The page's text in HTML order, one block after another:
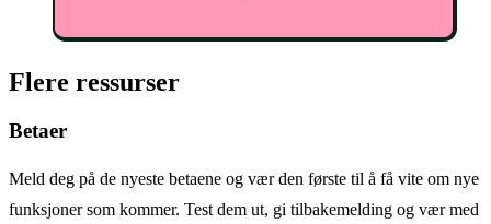
Flere ressurser
Betaer
Meld deg på de nyeste betaene og vær den første til å få vite om nye
funksjoner som kommer. Test dem ut, gi tilbakemelding og vær med